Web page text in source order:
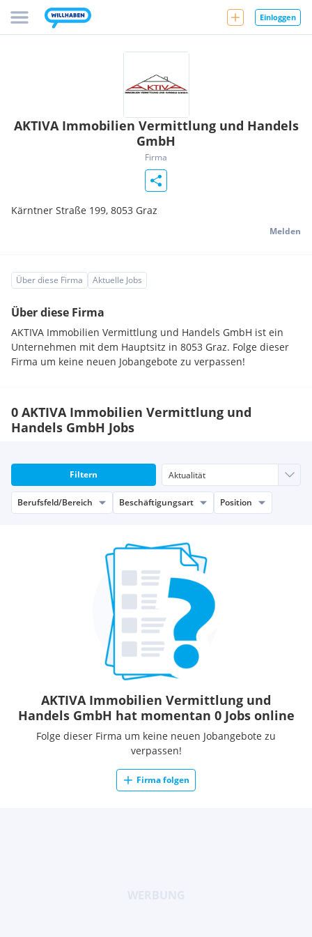
Einloggen
AKTIVA Immobilien Vermittlung und Handels
GmbH
Firma
Kärntner Straße 199, 8053 Graz
Melden
Über diese Firma Aktuelle Jobs
Über diese Firma
AKTIVA Immobilien Vermittlung und Handels GmbH ist ein
Unternehmen mit dem Hauptsitz in 8053 Graz. Folge dieser
Firma um keine neuen Jobangebote zu verpassen!
0 AKTIVA Immobilien Vermittlung und
Handels GmbH Jobs
Filtern
Berufsfeld/Bereich Beschäftigungsart Position
AKTIVA Immobilien Vermittlung und
Handels GmbH hat momentan 0 Jobs online
Folge dieser Firma um keine neuen Jobangebote zu
verpassen!
Firma folgen